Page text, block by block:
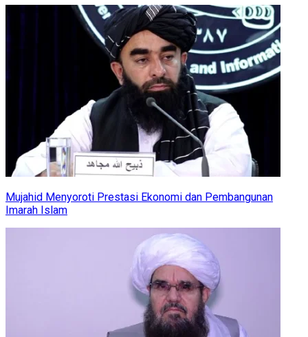
Mujahid Menyoroti Prestasi Ekonomi dan Pembangunan
Imarah Islam